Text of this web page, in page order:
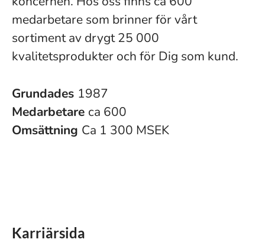
medarbetare som brinner för vårt
sortiment av drygt 25 000
kvalitetsprodukter och för Dig som kund.
Grundades 1987
Medarbetare ca 600
Omsättning Ca 1 300 MSEK
Karriärsida